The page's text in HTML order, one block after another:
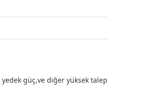
güç,ve diğer yüksek talep